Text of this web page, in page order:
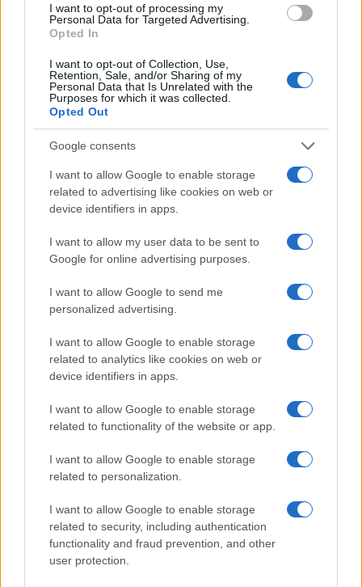
I want to opt-out of processing my
Personal Data for Targeted Advertising.
Opted In
I want to opt-out of Collection, Use,
Retention, Sale, and/or Sharing of my
Personal Data that Is Unrelated with the
Purposes for which it was collected.
Opted Out
Google consents
I want to allow Google to enable storage
related to advertising like cookies on web or
device identifiers in apps.
I want to allow my user data to be sent to
Google for online advertising purposes.
I want to allow Google to send me
personalized advertising.
I want to allow Google to enable storage
related to analytics like cookies on web or
device identifiers in apps.
I want to allow Google to enable storage
related to functionality of the website or app.
I want to allow Google to enable storage
related to personalization.
I want to allow Google to enable storage
related to security, including authentication
functionality and fraud prevention, and other
user protection.
F
a
ce
b
o
k
T
w
it
te
r
Pi
n
te
re
st
W
h
at
s
A
p
p
S
h
a
re
Articolo precedente
NOTIZIE RECENTI
Delta Center
Meteo Olbia 9 agosto, temperature in calo
Salmo finisce in ospedale a Catania, ma il tour
va avanti: “Sicilia, ci sono”
Jovanotti, Gabry Ponte e Alfa: Olbia ombelico del
mondo per una notte
Giorgia Meloni a La Maddalena, la vicesindaco:
“Orgoglio e discrezione per visita privata̶…
Incendio nella notte a Olbia, a fuoco due furgoni